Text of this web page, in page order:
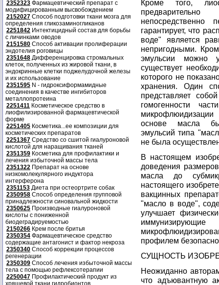
2352323 Фармацевтический препарат с
модифицированным высвобождением
2152027 Способ подготовки ткани мозга для
определения гликозаминогликанов
2251842 Интектицидный состав для борьбы
с личинками оводов
2151580 Способ активации пролиферации
эндотелия роговицы
2351648 Дифференцировка стромальных
клеток, полученных из жировой ткани, в
эндокринные клетки поджелудочной железы
и их использование
2351595 N - гидроксиформамидные
соединения в качестве ингибиторов
металлопротеина
2251411 Косметическое средство в
лиофилизированной фармацевтической
форме
2251405 Косметика...ее композиции для
косметических препаратов
2251367 Средство со сшитой гиалуроновой
кислотой для наращивания тканей
2351359 Косметика для профилактики и
лечения избыточной массы тела
2351322 Препарат на основе
низкомолекулярного индуктора
интерферона
2351153 Диета при остеортрите собак
2350958 Способ определения групповой
принадлежности синовальной жидкости
2350625 Производные гиалуроновой
кислоты с пониженной
биодеградируемостью
2150266 Крем после бритья
2350354 Фармацевтическое средство
содержащие антагонист и фактор некроза
2350340 Способ коррекции процессов
регенерации
2350309 Способ лечения избыточной массы
тела с помощью рефлексотерапии
2250047 Профилактический продукт из
хрящевой ткани гидробионтов
Кроме того,
непосредственно
гарантирует, что
воде" является
непригодными.
эмульсии можно
существует
которого не
хранения. Один
представляет
гомогенности
микрофлюидизации
основе масла
эмульсий типа
не была
В настоящем
доведения
масла до
настоящего
вакцинных
"масло в воде",
улучшает
профилем
СУЩНОСТЬ
Неожиданно
что адъювантную